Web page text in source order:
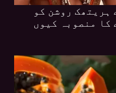
ہریتھک روشن کو
کا منصوبہ کیوں